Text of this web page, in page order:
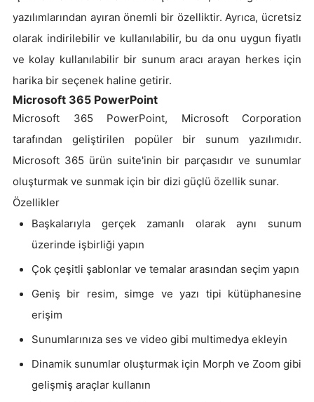
yazılımlarından ayıran önemli bir özelliktir. Ayrıca, ücretsiz
olarak indirilebilir ve kullanılabilir, bu da onu uygun fiyatlı
ve kolay kullanılabilir bir sunum aracı arayan herkes için
harika bir seçenek haline getirir.
Microsoft 365 PowerPoint
Microsoft 365 PowerPoint, Microsoft Corporation
tarafından geliştirilen popüler bir sunum yazılımıdır.
Microsoft 365 ürün suite'inin bir parçasıdır ve sunumlar
oluşturmak ve sunmak için bir dizi güçlü özellik sunar.
Özellikler
Başkalarıyla gerçek zamanlı olarak aynı sunum
üzerinde işbirliği yapın
Çok çeşitli şablonlar ve temalar arasından seçim yapın
Geniş bir resim, simge ve yazı tipi kütüphanesine
erişim
Sunumlarınıza ses ve video gibi multimedya ekleyin
Dinamik sunumlar oluşturmak için Morph ve Zoom gibi
gelişmiş araçlar kullanın